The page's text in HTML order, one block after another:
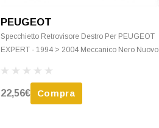
PEUGEOT
Specchietto Retrovisore Destro Per PEUGEOT
EXPERT - 1994 > 2004 Meccanico Nero Nuovo
22,56€ Compra